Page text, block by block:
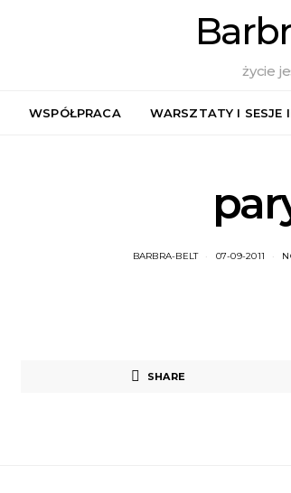
życie
WSPÓŁPRACA WARSZTATY I SESJE
BARBRA-BELT 07-09-2011
SHARE